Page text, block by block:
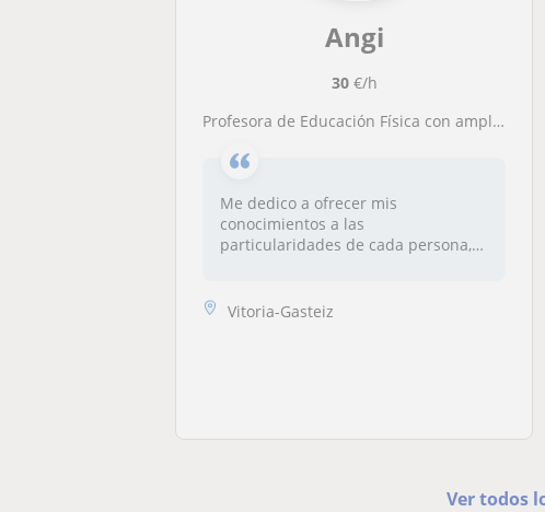
Angi
30€/h
Profesora de Educación Física con amplia experiencia en el ámbito deportivo, personalizado y de grupos.
Me dedico a ofrecer mis
conocimientos a las
particularidades de cada persona,
Vitoria-Gasteiz
Ver todos